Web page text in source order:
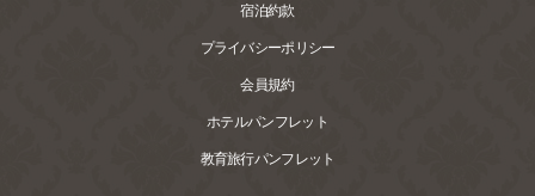
宿泊約款
プライバシーポリシー
会員規約
ホテルパンフレット
教育旅行パンフレット